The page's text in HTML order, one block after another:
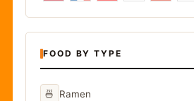
FOOD BY TYPE
🍜 Ramen